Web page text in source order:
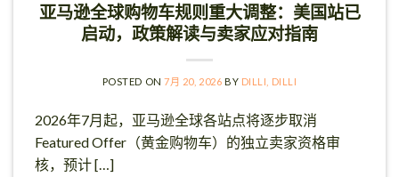
亚马逊全球购物车规则重大调整：美国站已
启动，政策解读与卖家应对指南
POSTED ON7月 20, 2026 BY DILLI, DILLI
2026年7月起，亚马逊全球各站点将逐步取消
Featured Offer（黄金购物车）的独立卖家资格审
核，预计 […]